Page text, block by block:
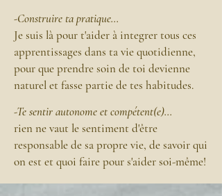
-Construire ta pratique...
Je suis là pour t'aider à integrer tous ces
apprentissages dans ta vie quotidienne,
pour que prendre soin de toi devienne
naturel et fasse partie de tes habitudes.
-Te sentir autonome et compétent(e)...
rien ne vaut le sentiment d'être
responsable de sa propre vie, de savoir qui
on est et quoi faire pour s'aider soi-même!